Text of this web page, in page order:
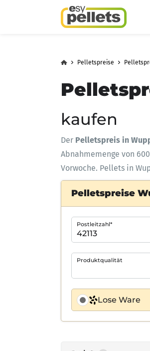
Pelletspreise
kaufen
Der Pelletspreis in
Abnahmemenge von
Vorwoche. Pellets in
Pelletspreise
Lose Ware
Postleitzahl*
Produktqualität